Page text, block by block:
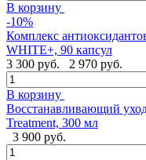
В корзину
-10%
Комплекс
WHITE+, 90 капсул
3 300 руб.
2 970 руб.
В корзину
Восстанавливающий
Treatment, 300 мл
3 900 руб.